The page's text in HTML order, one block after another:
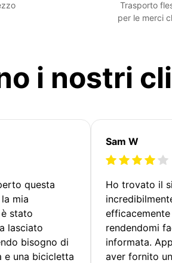
Trasporto
per le merci
i nostri
questa
mia
stato
lasciato
bisogno di
e una bicicletta
Sam W
Ho trovato il
rendendomi
informata.
aver fornito